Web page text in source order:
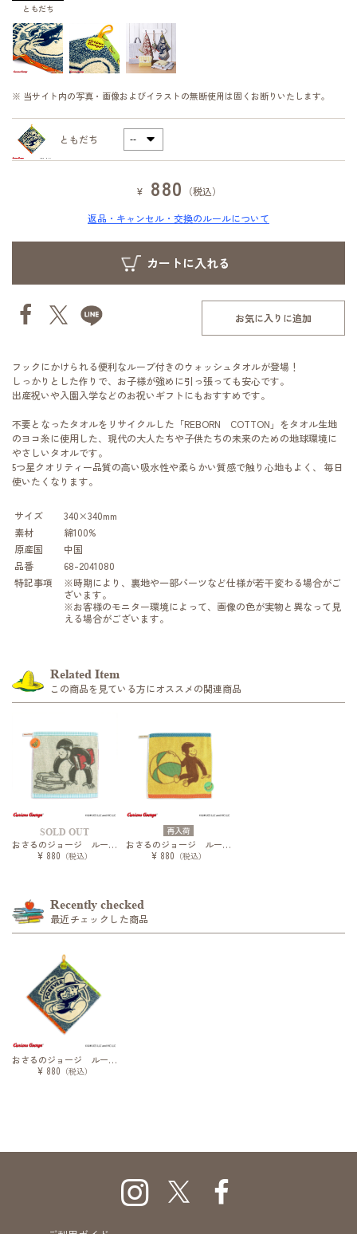
ともだち
※ 当サイト内の写真・画像およびイラストの無断使用は固くお断りいたします。
ともだち
¥ 880
（税込）
返品・キャンセル・交換のルールについて
お気に入りに追加
フックにかけられる便利なループ付きのウォッシュタオルが登場！
しっかりとした作りで、お子様が強めに引っ張っても安心です。
出産祝いや入園入学などのお祝いギフトにもおすすめです。
不要となったタオルをリサイクルした「REBORN COTTON」をタオル生地
のヨコ糸に使用した、現代の大人たちや子供たちの未来のための地球環境に
やさしいタオルです。
5つ星クオリティー品質の高い吸水性や柔らかい質感で触り心地もよく、 毎日
使いたくなります。
サイズ
340×340mm
素材
綿100%
原産国
中国
品番
68-2041080
特記事項
※時期により、裏地や一部パーツなど仕様が若干変わる場合がご
ざいます。
※お客様のモニター環境によって、画像の色が実物と異なって見
える場合がございます。
Related Item
この商品を見ている方にオススメの関連商品
SOLD OUT
おさるのジョージ ループ付ウォッシュタオル ブック
¥ 880 （税込）
再入荷
おさるのジョージ ループ付ウォッシュタオル ボール
¥ 880 （税込）
Recently checked
最近チェックした商品
おさるのジョージ ループ付ウォッシュタオル ともだち
¥ 880 （税込）